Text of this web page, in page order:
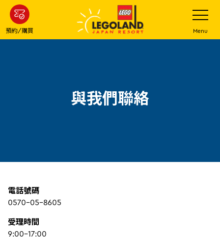
步
主
預約/購買
打
開
網
站
菜
單
Menu
與我們聯絡
電話號碼
0570-05-8605
受理時間
9:00-17:00